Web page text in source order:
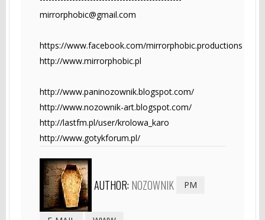
mirrorphobic@gmail.com
https://www.facebook.com/mirrorphobic.productions
http://www.mirrorphobic.pl
http://www.paninozownik.blogspot.com/
http://www.nozownik-art.blogspot.com/
http://lastfm.pl/user/krolowa_karo
http://www.gotykforum.pl/
AUTHOR: NOZOWNIK PM